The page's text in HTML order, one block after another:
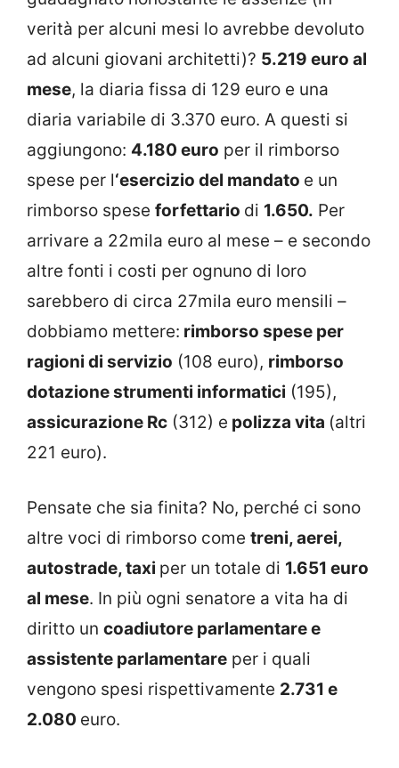
verità per alcuni mesi lo avrebbe devoluto
ad alcuni giovani architetti)? 5.219 euro al
mese, la diaria fissa di 129 euro e una
diaria variabile di 3.370 euro. A questi si
aggiungono: 4.180 euro per il rimborso
spese per l‘esercizio del mandato e un
rimborso spese forfettario di 1.650. Per
arrivare a 22mila euro al mese – e secondo
altre fonti i costi per ognuno di loro
sarebbero di circa 27mila euro mensili –
dobbiamo mettere: rimborso spese per
ragioni di servizio (108 euro), rimborso
dotazione strumenti informatici (195),
assicurazione Rc (312) e polizza vita (altri
221 euro).
Pensate che sia finita? No, perché ci sono
altre voci di rimborso come treni, aerei,
autostrade, taxi per un totale di 1.651 euro
al mese. In più ogni senatore a vita ha di
diritto un coadiutore parlamentare e
assistente parlamentare per i quali
vengono spesi rispettivamente 2.731 e
2.080 euro.